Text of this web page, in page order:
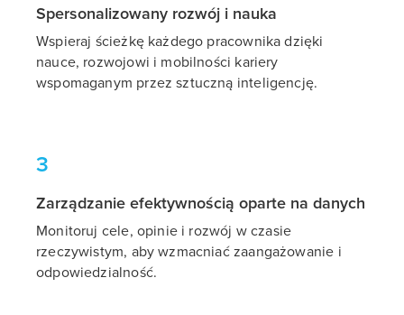
Spersonalizowany rozwój i nauka
Wspieraj ścieżkę każdego pracownika dzięki
nauce, rozwojowi i mobilności kariery
wspomaganym przez sztuczną inteligencję.
3
Zarządzanie efektywnością oparte na danych
Monitoruj cele, opinie i rozwój w czasie
rzeczywistym, aby wzmacniać zaangażowanie i
odpowiedzialność.